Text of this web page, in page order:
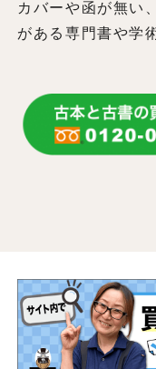
カバーや函が無い
がある専門書や学